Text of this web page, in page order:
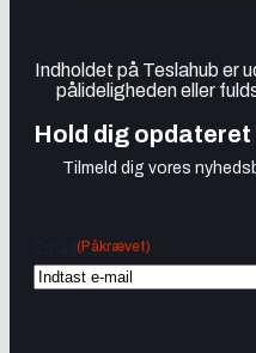
Indholdet på Teslahub er
pålideligheden eller
Hold dig opdateret
Tilmeld dig vores
(Påkrævet)